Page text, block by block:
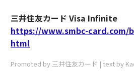
三井住友カード Visa Infinite
https://www.smbc-
html
Promoted by 三井住友カード | text by